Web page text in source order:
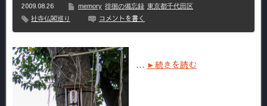
2009.08.26 memory 徘徊の備忘録 東京都千代田区
社寺仏閣巡り
コメントを書く
… ►続きを読む